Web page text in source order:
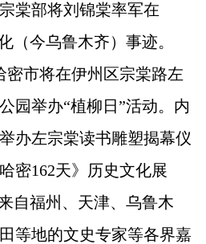
棠部将刘锦棠率军在
（今乌鲁木齐）事迹。
密市将在伊州区宗棠路左
园举办“植柳日”活动。内
办左宗棠读书雕塑揭幕仪
密162天》历史文化展
自福州、天津、乌鲁木
等地的文史专家等各界嘉